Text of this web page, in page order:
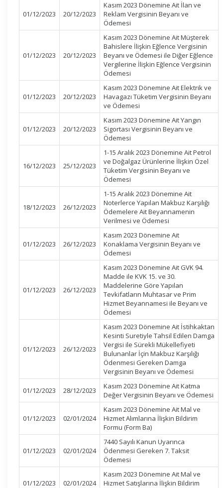
01/12/2023 20/12/2023
Kasım 2023 Dönemine Ait İlan ve
Reklam Vergisinin Beyanı ve
Ödemesi
01/12/2023 20/12/2023
Kasım 2023 Dönemine Ait Müşterek
Bahislere İlişkin Eğlence Vergisinin
Beyanı ve Ödemesi ile Diğer Eğlence
Vergilerine İlişkin Eğlence Vergisinin
Ödemesi
01/12/2023 20/12/2023
Kasım 2023 Dönemine Ait Elektrik ve
Havagazı Tüketim Vergisinin Beyanı
ve Ödemesi
01/12/2023 20/12/2023
Kasım 2023 Dönemine Ait Yangın
Sigortası Vergisinin Beyanı ve
Ödemesi
16/12/2023 25/12/2023
1-15 Aralık 2023 Dönemine Ait Petrol
ve Doğalgaz Ürünlerine İlişkin Özel
Tüketim Vergisinin Beyanı ve
Ödemesi
18/12/2023 26/12/2023
1-15 Aralık 2023 Dönemine Ait
Noterlerce Yapılan Makbuz Karşılığı
Ödemelere Ait Beyannamenin
Verilmesi ve Ödemesi
01/12/2023 26/12/2023
Kasım 2023 Dönemine Ait
Konaklama Vergisinin Beyanı ve
Ödemesi
01/12/2023 26/12/2023
Kasım 2023 Dönemine Ait GVK 94.
Madde ile KVK 15. ve 30.
Maddelerine Göre Yapılan
Tevkifatların Muhtasar ve Prim
Hizmet Beyannamesi ile Beyanı ve
Ödemesi
01/12/2023 26/12/2023
Kasım 2023 Dönemine Ait İstihkaktan
Kesinti Suretiyle Tahsil Edilen Damga
Vergisi ile Sürekli Mükellefiyeti
Bulunanlar İçin Makbuz Karşılığı
Ödenmesi Gereken Damga
Vergisinin Beyanı ve Ödemesi
01/12/2023 28/12/2023
Kasım 2023 Dönemine Ait Katma
Değer Vergisinin Beyanı ve Ödemesi
01/12/2023 02/01/2024
Kasım 2023 Dönemine Ait Mal ve
Hizmet Alımlarına İlişkin Bildirim
Formu (Form Ba)
01/12/2023 02/01/2024
7440 Sayılı Kanun Uyarınca
Ödenmesi Gereken 7. Taksit
Ödemesi
01/12/2023 02/01/2024
Kasım 2023 Dönemine Ait Mal ve
Hizmet Satışlarına İlişkin Bildirim